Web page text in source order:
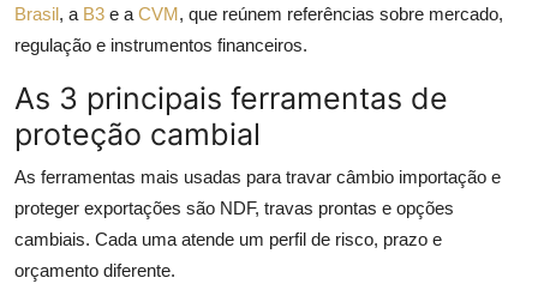
Brasil, a B3 e a CVM, que reúnem referências sobre mercado,
regulação e instrumentos financeiros.
As 3 principais ferramentas de
proteção cambial
As ferramentas mais usadas para travar câmbio importação e
proteger exportações são NDF, travas prontas e opções
cambiais. Cada uma atende um perfil de risco, prazo e
orçamento diferente.